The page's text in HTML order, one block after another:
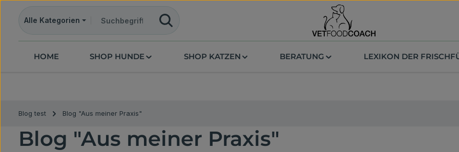
Hauptinhalt springen
Zur Suche springen
Zur Hauptnavigation springen
Alle Kategorien
HOME SHOP HUNDE SHOP KATZEN BERATUNG LEXIKON DER
Blog test Blog "Aus meiner Praxis"
Blog "Aus meiner Praxis"